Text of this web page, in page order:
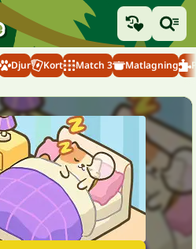
Djur Kort Match 3 Matlagning